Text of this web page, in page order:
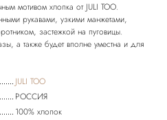
мотивом хлопка от JULI TOO.
рукавами, узкими манжетами,
застежкой на пуговицы.
а также будет вполне уместна и для
JULI TOO
РОССИЯ
100% хлопок